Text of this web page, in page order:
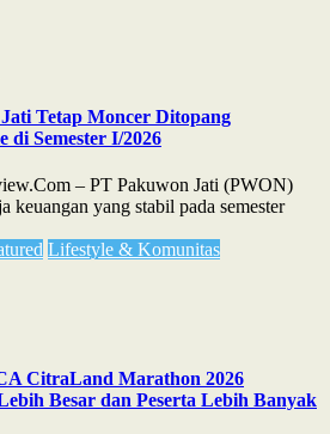
Tetap Moncer Ditopang
di Semester I/2026
– PT Pakuwon Jati (PWON)
keuangan yang stabil pada semester
Lifestyle & Komunitas
CitraLand Marathon 2026
Besar dan Peserta Lebih Banyak